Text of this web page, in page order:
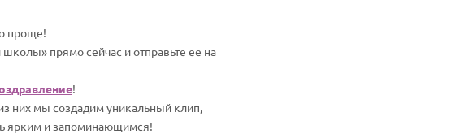
проще!
прямо сейчас и отправьте ее на
!
них мы создадим уникальный клип,
ярким и запоминающимся!